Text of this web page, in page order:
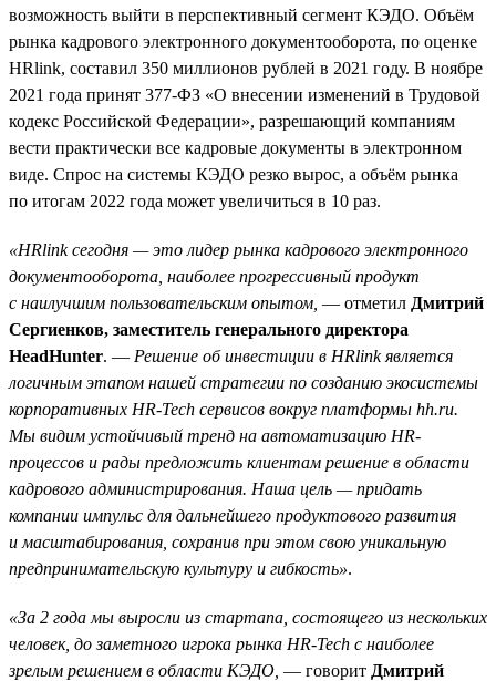
возможность выйти в перспективный сегмент КЭДО. Объём
рынка кадрового электронного документооборота, по оценке
HRlink, составил 350 миллионов рублей в 2021 году. В ноябре
2021 года принят 377-ФЗ «О внесении изменений в Трудовой
кодекс Российской Федерации», разрешающий компаниям
вести практически все кадровые документы в электронном
виде. Спрос на системы КЭДО резко вырос, а объём рынка
по итогам 2022 года может увеличиться в 10 раз.
«HRlink сегодня — это лидер рынка кадрового электронного
документооборота, наиболее прогрессивный продукт
с наилучшим пользовательским опытом, — отметил Дмитрий
Сергиенков, заместитель генерального директора
HeadHunter. — Решение об инвестиции в HRlink является
логичным этапом нашей стратегии по созданию экосистемы
корпоративных HR-Tech сервисов вокруг платформы hh.ru.
Мы видим устойчивый тренд на автоматизацию HR-
процессов и рады предложить клиентам решение в области
кадрового администрирования. Наша цель — придать
компании импульс для дальнейшего продуктового развития
и масштабирования, сохранив при этом свою уникальную
предпринимательскую культуру и гибкость».
«За 2 года мы выросли из стартапа, состоящего из нескольких
человек, до заметного игрока рынка HR-Tech с наиболее
зрелым решением в области КЭДО, — говорит Дмитрий